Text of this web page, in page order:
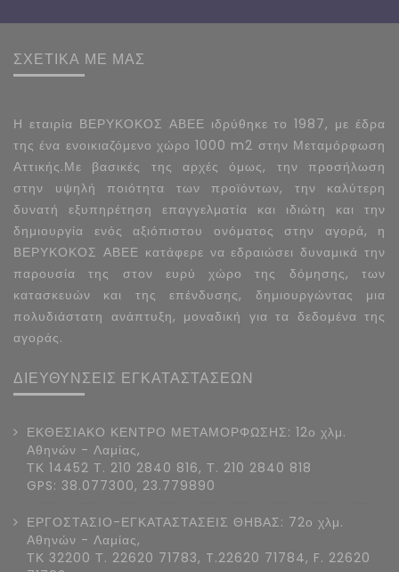
ΣΧΕΤΙΚΑ ΜΕ ΜΑΣ
Η εταιρία ΒΕΡΥΚΟΚΟΣ ΑΒΕΕ ιδρύθηκε το 1987, με έδρα
της ένα ενοικιαζόμενο χώρο 1000 m2 στην Μεταμόρφωση
Αττικής.Με βασικές της αρχές όμως, την προσήλωση
στην υψηλή ποιότητα των προϊόντων, την καλύτερη
δυνατή εξυπηρέτηση επαγγελματία και ιδιώτη και την
δημιουργία ενός αξιόπιστου ονόματος στην αγορά, η
ΒΕΡΥΚΟΚΟΣ ΑΒΕΕ κατάφερε να εδραιώσει δυναμικά την
παρουσία της στον ευρύ χώρο της δόμησης, των
κατασκευών και της επένδυσης, δημιουργώντας μια
πολυδιάστατη ανάπτυξη, μοναδική για τα δεδομένα της
αγοράς.
ΔΙΕΥΘΥΝΣΕΙΣ ΕΓΚΑΤΑΣΤΑΣΕΩΝ
ΕΚΘΕΣΙΑΚΟ ΚΕΝΤΡΟ ΜΕΤΑΜΟΡΦΩΣΗΣ: 12ο χλμ.
Αθηνών - Λαμίας,
ΤΚ 14452 Τ. 210 2840 816, Τ. 210 2840 818
GPS: 38.077300, 23.779890
ΕΡΓΟΣΤΑΣΙΟ-ΕΓΚΑΤΑΣΤΑΣΕΙΣ ΘΗΒΑΣ: 72ο χλμ.
Αθηνών - Λαμίας,
ΤΚ 32200 Τ. 22620 71783, T.22620 71784, F. 22620